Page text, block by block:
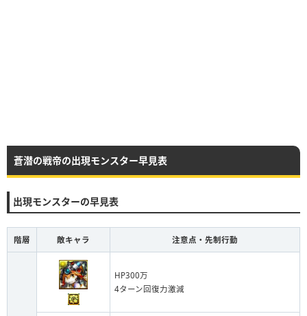
蒼潜の戦帝の出現モンスター早見表
出現モンスターの早見表
階層 敵キャラ 注意点・先制行動
HP300万
4ターン回復力激減